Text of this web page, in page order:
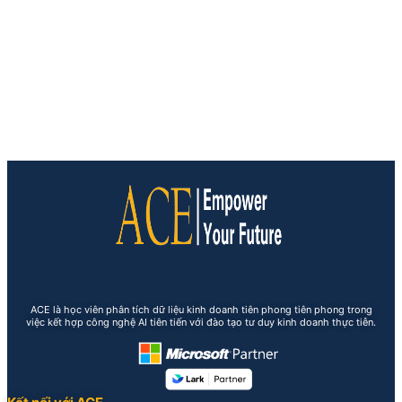
ACE là học viên phân tích dữ liệu kinh doanh tiên phong tiên phong trong
việc kết hợp công nghệ AI tiên tiến với đào tạo tư duy kinh doanh thực tiễn.